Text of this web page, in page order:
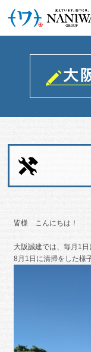
皆様 こんにちは！
大阪誠建では、毎月1
8月1日に清掃をした様